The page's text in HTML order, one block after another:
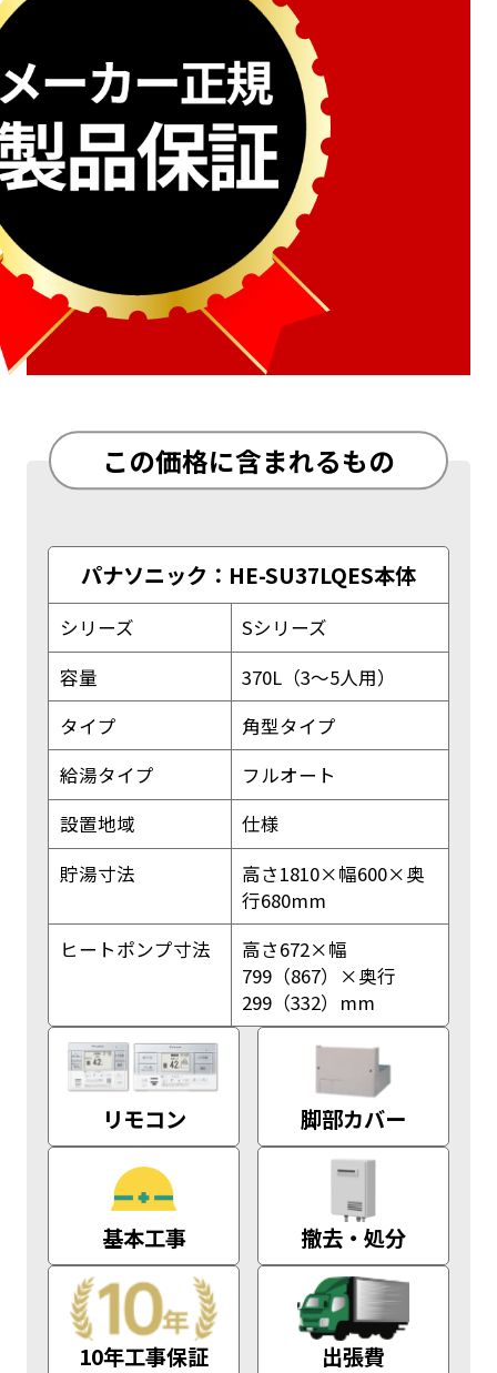
この価格に含まれるもの
パナソニック：HE-SU37LQES本体
シリーズ
Sシリーズ
容量
370L（3〜5人用）
タイプ
角型タイプ
給湯タイプ
フルオート
設置地域
仕様
貯湯寸法
高さ1810×幅600×奥
行680mm
ヒートポンプ寸法
高さ672×幅
799（867）×奥行
299（332）mm
リモコン 脚部カバー
基本工事 撤去・処分
10年工事保証 出張費